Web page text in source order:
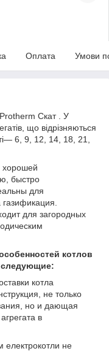
Оплата Умови
Скат . У
що відрізняються
6, 9, 12, 14, 18, 21,
хорошей
быстро
для
для загородных
котлов
следующие:
котла
не только
но и дающая
в
не